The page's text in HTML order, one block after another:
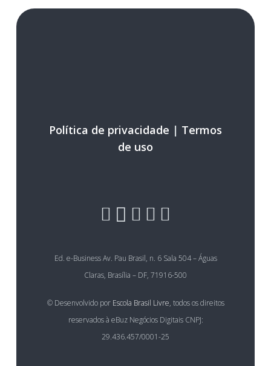
Política de privacidade | Termos
de uso
Ed. e-Business Av. Pau Brasil, n. 6 Sala 504 – Águas
Claras, Brasília – DF, 71916-500
© Desenvolvido por Escola Brasil Livre, todos os direitos
reservados à eBuz Negócios Digitais CNPJ:
29.436.457/0001-25